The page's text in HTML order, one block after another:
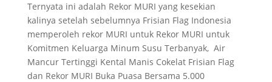
Ternyata ini adalah Rekor MURI yang kesekian
kalinya setelah sebelumnya Frisian Flag Indonesia
memperoleh rekor MURI untuk Rekor MURI untuk
Komitmen Keluarga Minum Susu Terbanyak, Air
Mancur Tertinggi Kental Manis Cokelat Frisian Flag
dan Rekor MURI Buka Puasa Bersama 5.000